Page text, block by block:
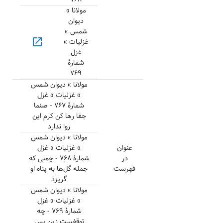
مولانا »
دیوان
شمس »
غزلیات »
غزل
شمارهٔ
۷۶۹
open_in_new
عنوان
در
فهرست
مولانا » دیوان شمس
» غزلیات » غزل
شمارهٔ ۷۶۷ - صنما
جفا رها کن کرم این
روا ندارد
مولانا » دیوان شمس
» غزلیات » غزل
شمارهٔ ۷۶۸ - چمنی که
جمله گل‌ها به پناه او
گریزد
مولانا » دیوان شمس
» غزلیات » غزل
شمارهٔ ۷۶۹ - چه